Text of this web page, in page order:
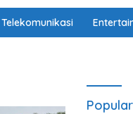
Telekomunikasi